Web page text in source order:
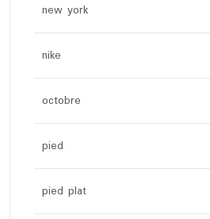
new york
nike
octobre
pied
pied plat